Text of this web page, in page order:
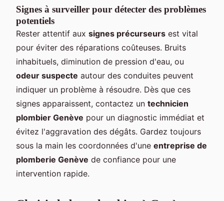
Signes à surveiller pour détecter des problèmes
potentiels
Rester attentif aux signes précurseurs est vital
pour éviter des réparations coûteuses. Bruits
inhabituels, diminution de pression d'eau, ou
odeur suspecte autour des conduites peuvent
indiquer un problème à résoudre. Dès que ces
signes apparaissent, contactez un technicien
plombier Genève pour un diagnostic immédiat et
évitez l'aggravation des dégâts. Gardez toujours
sous la main les coordonnées d'une entreprise de
plomberie Genève de confiance pour une
intervention rapide.